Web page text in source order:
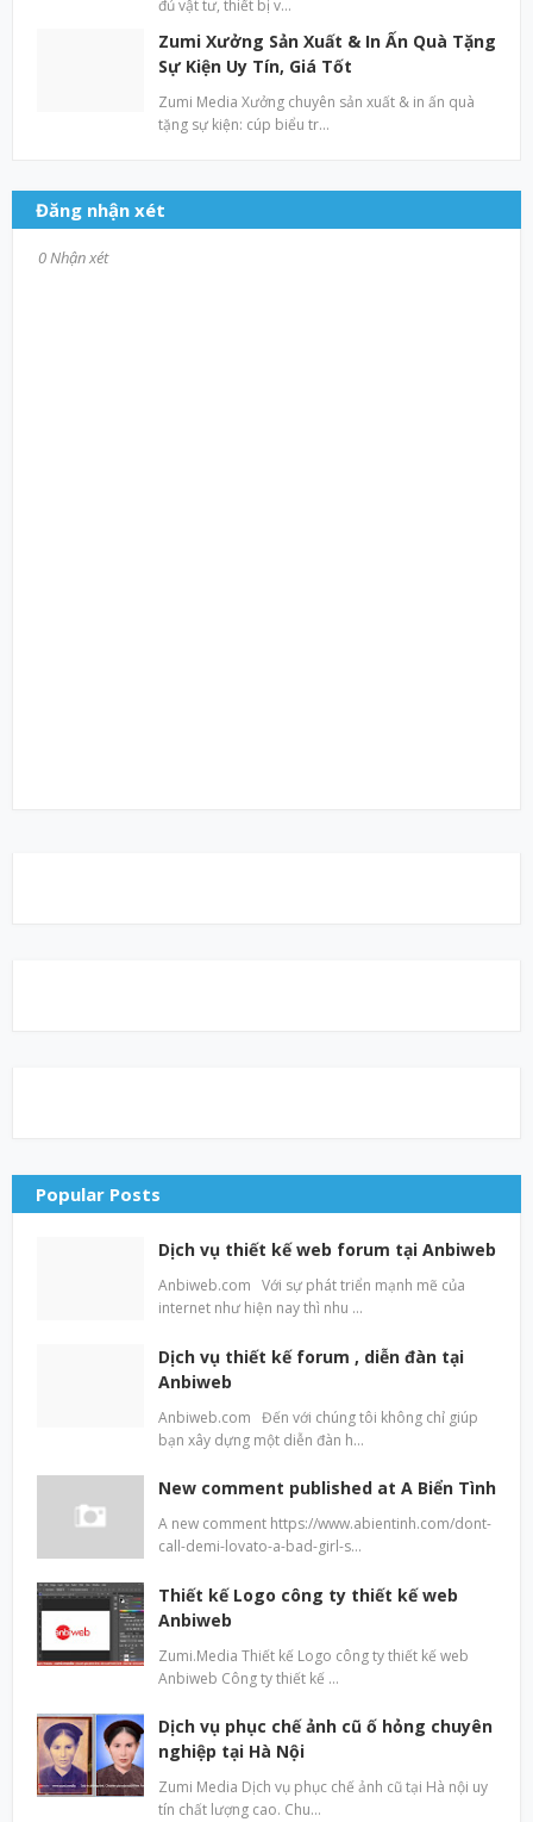
đủ vật tư, thiết bị v…
Zumi Xưởng Sản Xuất & In Ấn Quà Tặng
Sự Kiện Uy Tín, Giá Tốt
Zumi Media Xưởng chuyên sản xuất & in ấn quà
tặng sự kiện: cúp biểu tr…
Đăng nhận xét
0 Nhận xét
Popular Posts
Dịch vụ thiết kế web forum tại Anbiweb
Anbiweb.com Với sự phát triển mạnh mẽ của
internet như hiện nay thì nhu …
Dịch vụ thiết kế forum , diễn đàn tại
Anbiweb
Anbiweb.com Đến với chúng tôi không chỉ giúp
bạn xây dựng một diễn đàn h…
New comment published at A Biển Tình
A new comment https://www.abientinh.com/dont-
call-demi-lovato-a-bad-girl-s…
Thiết kế Logo công ty thiết kế web
Anbiweb
Zumi.Media Thiết kế Logo công ty thiết kế web
Anbiweb Công ty thiết kế …
Dịch vụ phục chế ảnh cũ ố hỏng chuyên
nghiệp tại Hà Nội
Zumi Media Dịch vụ phục chế ảnh cũ tại Hà nội uy
tín chất lượng cao. Chu…